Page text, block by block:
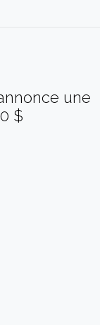
une
$